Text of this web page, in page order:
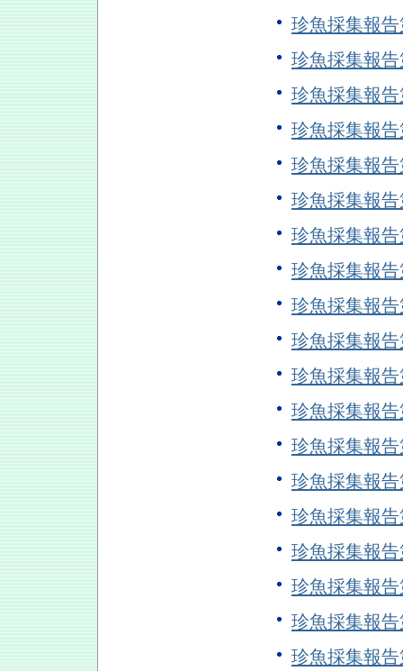
珍魚採集報
珍魚採集報
珍魚採集報
珍魚採集報
珍魚採集報
珍魚採集報
珍魚採集報
珍魚採集報
珍魚採集報
珍魚採集報
珍魚採集報
珍魚採集報
珍魚採集報
珍魚採集報
珍魚採集報
珍魚採集報
珍魚採集報
珍魚採集報
珍魚採集報